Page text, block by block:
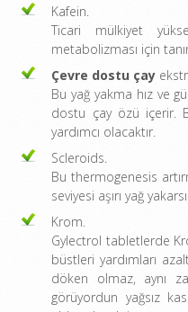
Kafein.
Ticari mülkiyet
metabolizması için
Çevre dostu çay
Bu yağ yakma hız ve
dostu çay özü içerir.
yardımcı olacaktır.
Scleroids.
Bu thermogenesis
seviyesi aşırı yağ
Krom.
Gylectrol tabletlerde
büstleri yardımları
döken olmaz, aynı
görüyordun yağsız